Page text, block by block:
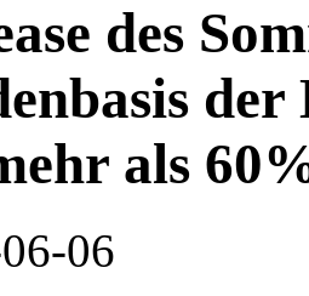
des
als
06